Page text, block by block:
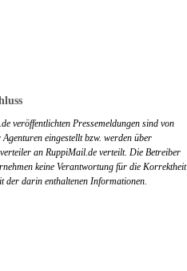
veröffentlichten Pressemeldungen sind von
eingestellt bzw. werden über
an RuppiMail.de verteilt. Die Betreiber
keine Verantwortung für die Korrektheit
der darin enthaltenen Informationen.